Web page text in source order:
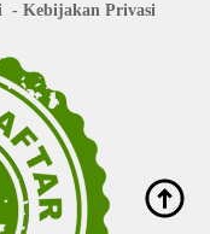
Kebijakan Privasi